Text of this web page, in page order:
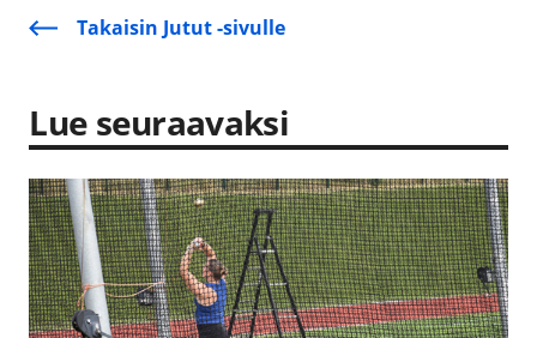
Takaisin Jutut -sivulle
Lue seuraavaksi